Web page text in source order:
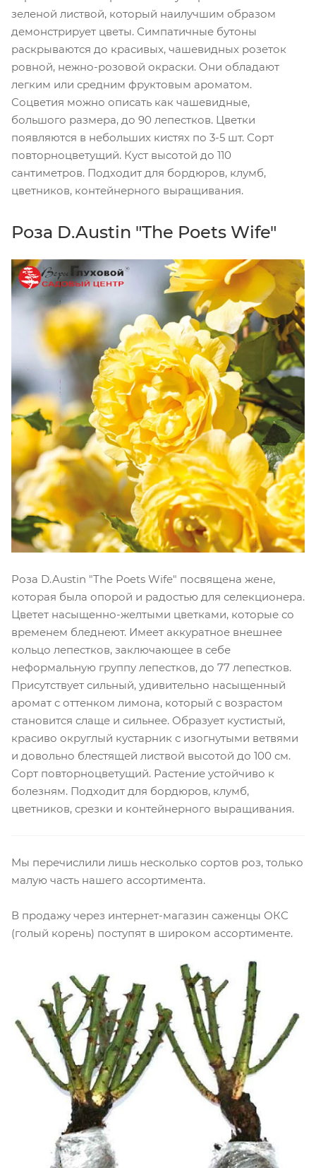
зеленой листвой, который наилучшим образом
демонстрирует цветы. Симпатичные бутоны
раскрываются до красивых, чашевидных розеток
ровной, нежно-розовой окраски. Они обладают
легким или средним фруктовым ароматом.
Соцветия можно описать как чашевидные,
большого размера, до 90 лепестков. Цветки
появляются в небольших кистях по 3-5 шт. Сорт
повторноцветущий. Куст высотой до 110
сантиметров. Подходит для бордюров, клумб,
цветников, контейнерного выращивания.
Роза D.Austin "The Poets Wife"
Роза D.Austin "The Poets Wife" посвящена жене,
которая была опорой и радостью для селекционера.
Цветет насыщенно-желтыми цветками, которые со
временем бледнеют. Имеет аккуратное внешнее
кольцо лепестков, заключающее в себе
неформальную группу лепестков, до 77 лепестков.
Присутствует сильный, удивительно насыщенный
аромат с оттенком лимона, который с возрастом
становится слаще и сильнее. Образует кустистый,
красиво округлый кустарник с изогнутыми ветвями
и довольно блестящей листвой высотой до 100 см.
Сорт повторноцветущий. Растение устойчиво к
болезням. Подходит для бордюров, клумб,
цветников, срезки и контейнерного выращивания.
Мы перечислили лишь несколько сортов роз, только
малую часть нашего ассортимента.
В продажу через интернет-магазин саженцы ОКС
(голый корень) поступят в широком ассортименте.